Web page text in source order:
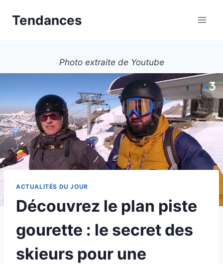
Tendances
Photo extraite de Youtube
ACTUALITÉS DU JOUR
Découvrez le plan piste
gourette : le secret des
skieurs pour une